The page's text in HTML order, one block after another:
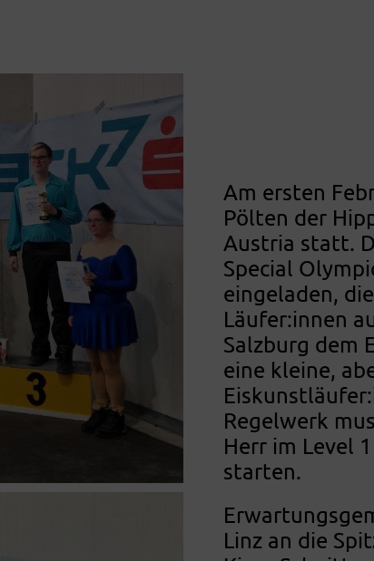
Am ersten
Pölten der
Austria statt.
Special
eingeladen,
Läufer:innen
Salzburg dem
eine kleine,
Regelwerk
Herr im Level
starten.
Linz an die